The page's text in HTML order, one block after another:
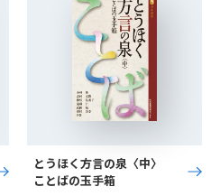
とうほく方言の泉〈中〉
ことばの玉手箱